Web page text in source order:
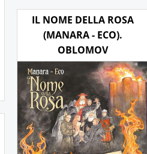
IL NOME DELLA ROSA
(MANARA - ECO).
OBLOMOV